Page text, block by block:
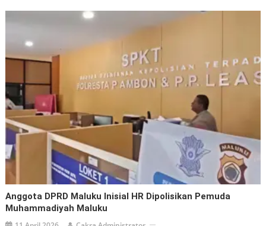
Anggota DPRD Maluku Inisial HR Dipolisikan Pemuda
Muhammadiyah Maluku